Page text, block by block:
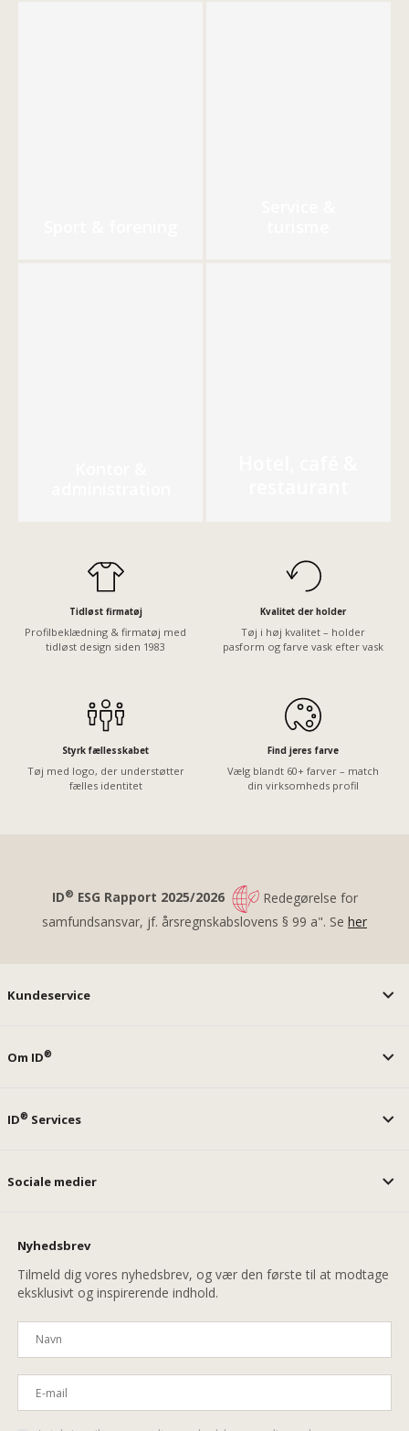
Tidløst firmatøj
Profilbeklædning & firmatøj med
tidløst design siden 1983
Kvalitet der holder
Tøj i høj kvalitet – holder
pasform og farve vask efter vask
Styrk fællesskabet
Tøj med logo, der understøtter
fælles identitet
Find jeres farve
Vælg blandt 60+ farver – match
din virksomheds profil
ID® ESG Rapport 2025/2026
Redegørelse for
samfundsansvar, jf. årsregnskabslovens § 99 a". Se her
Kundeservice
Om ID®
ID® Services
Sociale medier
Nyhedsbrev
Tilmeld dig vores nyhedsbrev, og vær den første til at modtage
eksklusivt og inspirerende indhold.